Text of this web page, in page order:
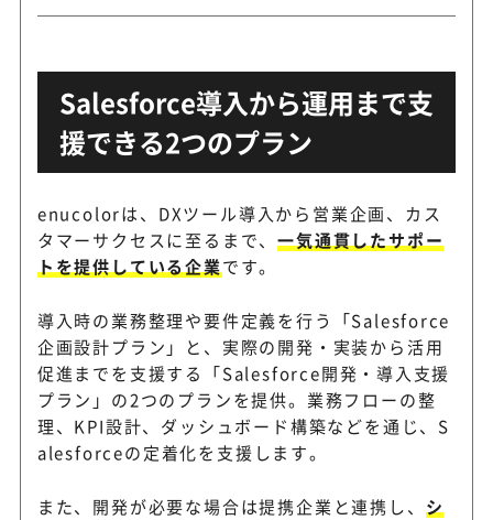
Salesforce導入から運用まで支
援できる2つのプラン
enucolorは、DXツール導入から営業企画、カス
タマーサクセスに至るまで、一気通貫したサポー
トを提供している企業です。
導入時の業務整理や要件定義を行う「Salesforce
企画設計プラン」と、実際の開発・実装から活用
促進までを支援する「Salesforce開発・導入支援
プラン」の2つのプランを提供。業務フローの整
理、KPI設計、ダッシュボード構築などを通じ、S
alesforceの定着化を支援します。
また、開発が必要な場合は提携企業と連携し、 シ